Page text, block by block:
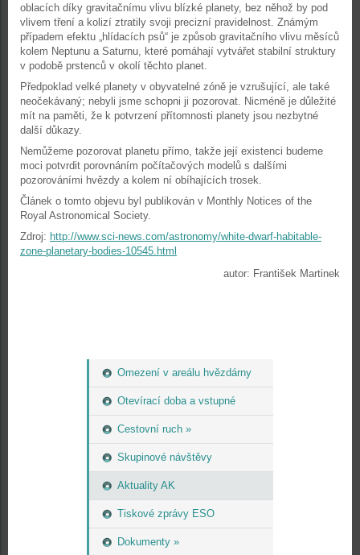
Omezení v areálu hvězdárny
Otevírací doba a vstupné
Cestovní ruch »
Skupinové návštěvy
Aktuality AK
Tiskové zprávy ESO
Dokumenty »
oblacích díky gravitačnímu vlivu blízké planety, bez něhož by pod
vlivem tření a kolizí ztratily svoji precizní pravidelnost. Známým
případem efektu „hlídacích psů“ je způsob gravitačního vlivu měsíců
kolem Neptunu a Saturnu, které pomáhají vytvářet stabilní struktury
v podobě prstenců v okolí těchto planet.
Předpoklad velké planety v obyvatelné zóně je vzrušující, ale také
neočekávaný; nebyli jsme schopni ji pozorovat. Nicméně je důležité
mít na paměti, že k potvrzení přítomnosti planety jsou nezbytné
další důkazy.
Nemůžeme pozorovat planetu přímo, takže její existenci budeme
moci potvrdit porovnáním počítačových modelů s dalšími
pozorováními hvězdy a kolem ní obíhajících trosek.
Článek o tomto objevu byl publikován v Monthly Notices of the
Royal Astronomical Society.
Zdroj: http://www.sci-news.com/astronomy/white-dwarf-habitable-
zone-planetary-bodies-10545.html
autor: František Martinek